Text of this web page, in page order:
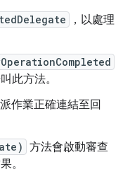
，以處理
此方法。
作業正確連結至回
方法會啟動審查
。